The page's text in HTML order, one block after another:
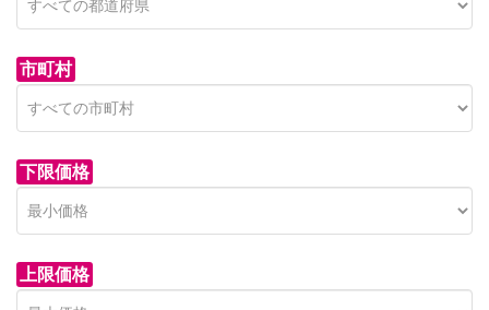
市町村
下限価格
上限価格